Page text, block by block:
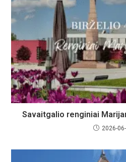
Savaitgalio renginiai
2026-